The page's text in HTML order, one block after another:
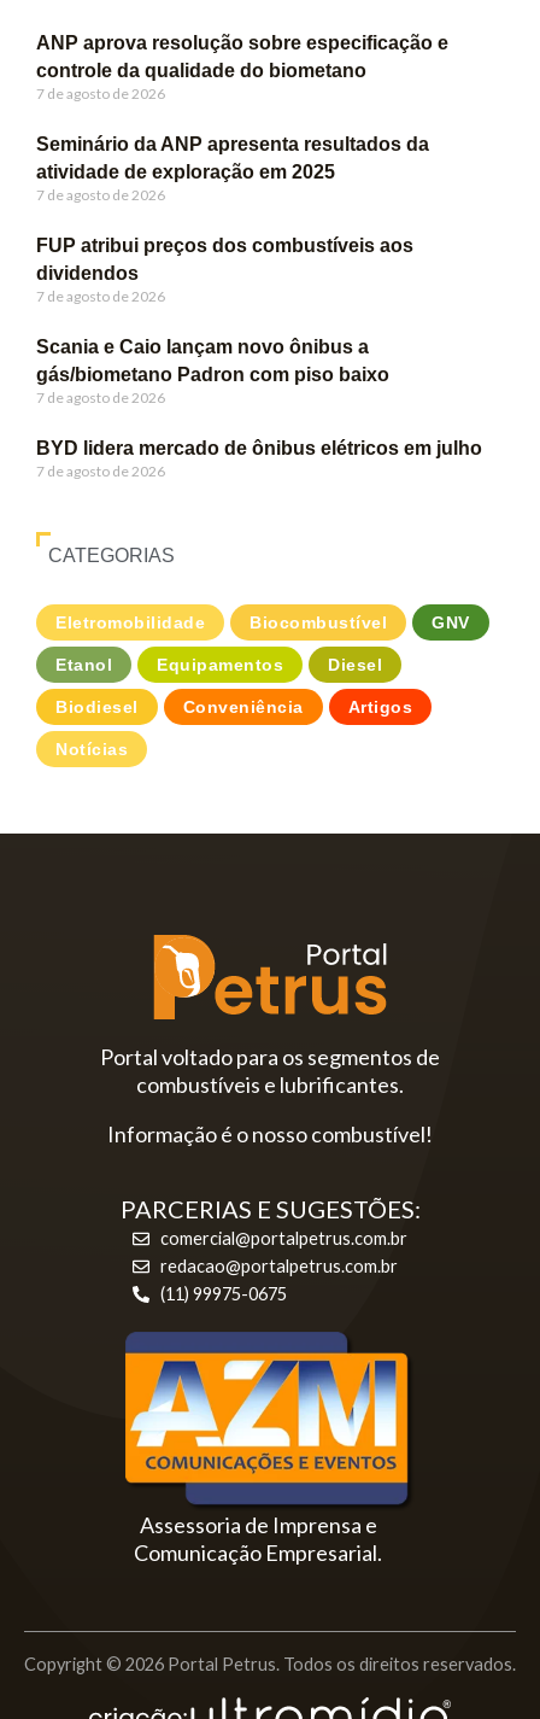
ANP aprova resolução sobre especificação e
controle da qualidade do biometano
7 de agosto de 2026
Seminário da ANP apresenta resultados da
atividade de exploração em 2025
7 de agosto de 2026
FUP atribui preços dos combustíveis aos
dividendos
7 de agosto de 2026
Scania e Caio lançam novo ônibus a
gás/biometano Padron com piso baixo
7 de agosto de 2026
BYD lidera mercado de ônibus elétricos em julho
7 de agosto de 2026
CATEGORIAS
Eletromobilidade Biocombustível GNV
Etanol Equipamentos Diesel
Biodiesel Conveniência Artigos
Notícias
Portal voltado para os segmentos de
combustíveis e lubrificantes.
Informação é o nosso combustível!
PARCERIAS E SUGESTÕES:
comercial@portalpetrus.com.br
redacao@portalpetrus.com.br
(11) 99975-0675
Assessoria de Imprensa e
Comunicação Empresarial.
Copyright © 2026 Portal Petrus. Todos os direitos reservados.